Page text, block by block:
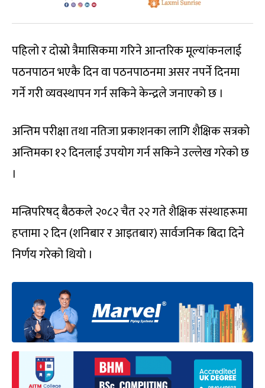
पहिलो र दोस्रो त्रैमासिकमा गरिने आन्तरिक मूल्यांकनलाई
पठनपाठन भएकै दिन वा पठनपाठनमा असर नपर्ने दिनमा
गर्ने गरी व्यवस्थापन गर्न सकिने केन्द्रले जनाएको छ ।
अन्तिम परीक्षा तथा नतिजा प्रकाशनका लागि शैक्षिक सत्रको
अन्तिमका १२ दिनलाई उपयोग गर्न सकिने उल्लेख गरेको छ
।
मन्त्रिपरिषद् बैठकले २०८२ चैत २२ गते शैक्षिक संस्थाहरूमा
हप्तामा २ दिन (शनिबार र आइतबार) सार्वजनिक बिदा दिने
निर्णय गरेको थियो ।